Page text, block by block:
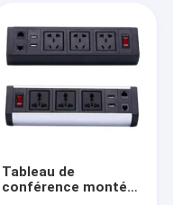
Tableau de
conférence monté